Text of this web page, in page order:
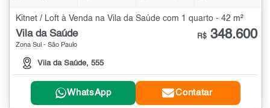
Kitnet / Loft à Venda na Vila da Saúde com 1 quarto - 42 m²
Vila da Saúde
Zona Sul - São Paulo
Vila da Saúde, 555
R$ 348.600
WhatsApp Contatar